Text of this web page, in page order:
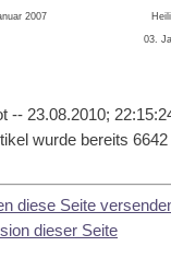
2007
03.
-- 23.08.2010;
wurde bereits
diese Seite
dieser Seite